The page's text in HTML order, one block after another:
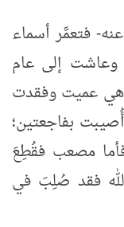
فتعمَّر أسماء
وعاشت إلى عام
هي عميت وفقدت
بفاجعتين؛
مصعب فقُطِعَ
فقد صُلِبَ في